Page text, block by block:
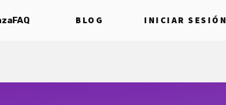
FAQ BLOG INICIAR SESIÓN